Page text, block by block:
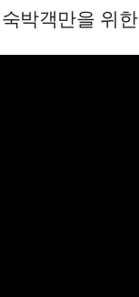
박객만을 위